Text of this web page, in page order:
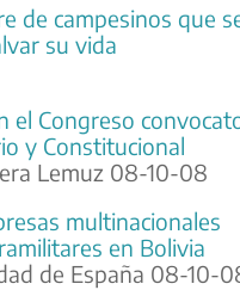
de campesinos que
su vida
el Congreso
y Constitucional
Lemuz 08-10-08
multinacionales
en Bolivia
de España 08-10-